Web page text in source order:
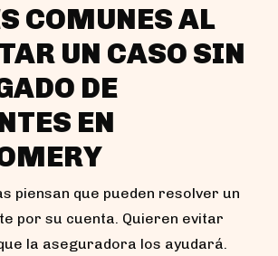
COMUNES AL
UN CASO SIN
DE
EN
piensan que pueden resolver un
por su cuenta. Quieren evitar
la aseguradora los ayudará.